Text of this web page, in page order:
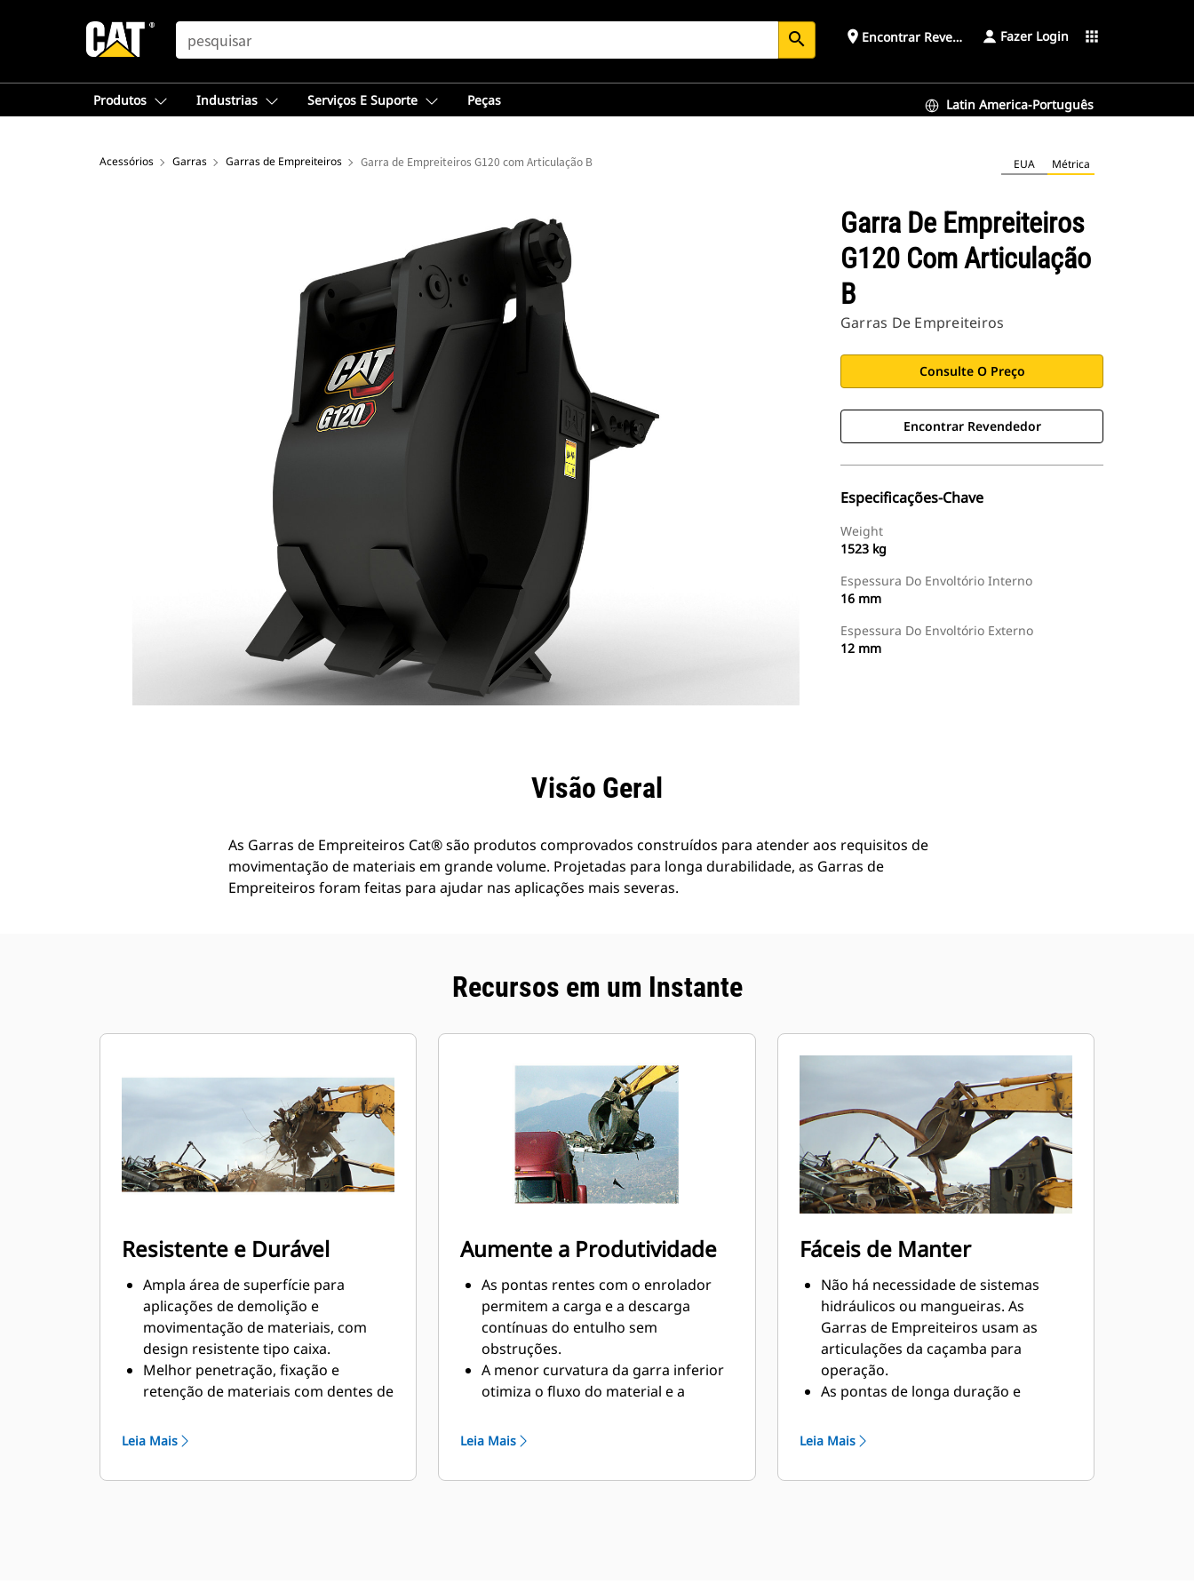
SEARCH search place Encontrar Revendedor Fazer Login apps
Produtos Industrias Serviços E Suporte Peças Latin America-Português
Acessórios Garras Garras de Empreiteiros Garra de Empreiteiros G120 com Articulação B EUA Métrica
Garra De Empreiteiros
G120 Com Articulação
B
Garras De Empreiteiros
Consulte O Preço
Encontrar Revendedor
Especificações-Chave
Weight
1523 kg
Espessura Do Envoltório Interno
16 mm
Espessura Do Envoltório Externo
12 mm
Visão Geral
As Garras de Empreiteiros Cat® são produtos comprovados construídos para atender aos requisitos de
movimentação de materiais em grande volume. Projetadas para longa durabilidade, as Garras de
Empreiteiros foram feitas para ajudar nas aplicações mais severas.
Recursos em um Instante
Resistente e Durável
Ampla área de superfície para
aplicações de demolição e
movimentação de materiais, com
design resistente tipo caixa.
Melhor penetração, fixação e
retenção de materiais com dentes de
Os dentes longos e de grande
visibilidade permitem manter a
Leia Mais
Aumente a Produtividade
As pontas rentes com o enrolador
permitem a carga e a descarga
contínuas do entulho sem
obstruções.
A menor curvatura da garra inferior
otimiza o fluxo do material e a
Mantenha a produção com grandes
máquina ou com um Engate Rápido
Leia Mais
Fáceis de Manter
Não há necessidade de sistemas
hidráulicos ou mangueiras. As
Garras de Empreiteiros usam as
articulações da caçamba para
operação.
As pontas de longa duração e
vida útil, sem peso extra.
permite que as garras permaneçam
Leia Mais